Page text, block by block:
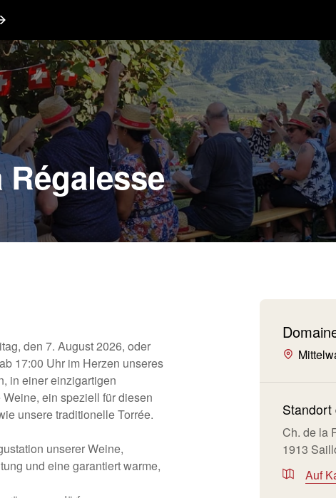
den 7. August 2026, oder
17:00 Uhr im Herzen unseres
in einer einzigartigen
ein speziell für diesen
unsere traditionelle Torrée.
unserer Weine,
und eine garantiert warme,
Standort
Ch. de la
1913
Auf